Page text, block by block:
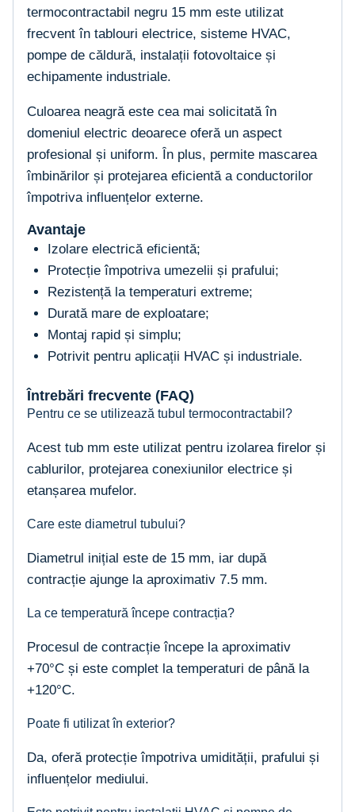
termocontractabil negru 15 mm este utilizat
frecvent în tablouri electrice, sisteme HVAC,
pompe de căldură, instalații fotovoltaice și
echipamente industriale.
Culoarea neagră este cea mai solicitată în
domeniul electric deoarece oferă un aspect
profesional și uniform. În plus, permite mascarea
îmbinărilor și protejarea eficientă a conductorilor
împotriva influențelor externe.
Avantaje
Izolare electrică eficientă;
Protecție împotriva umezelii și prafului;
Rezistență la temperaturi extreme;
Durată mare de exploatare;
Montaj rapid și simplu;
Potrivit pentru aplicații HVAC și industriale.
Întrebări frecvente (FAQ)
Pentru ce se utilizează tubul termocontractabil?
Acest tub mm este utilizat pentru izolarea firelor și
cablurilor, protejarea conexiunilor electrice și
etanșarea mufelor.
Care este diametrul tubului?
Diametrul inițial este de 15 mm, iar după
contracție ajunge la aproximativ 7.5 mm.
La ce temperatură începe contracția?
Procesul de contracție începe la aproximativ
+70°C și este complet la temperaturi de până la
+120°C.
Poate fi utilizat în exterior?
Da, oferă protecție împotriva umidității, prafului și
influențelor mediului.